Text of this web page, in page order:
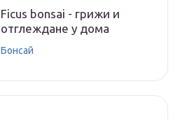
Ficus bonsai - грижи и
отглеждане у дома
Бонсай